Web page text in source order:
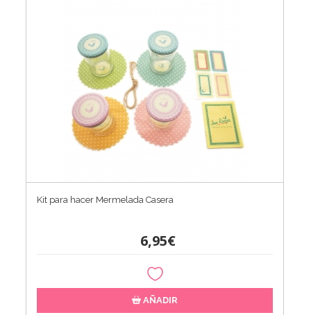
Kit para hacer Mermelada Casera
6,95€
AÑADIR